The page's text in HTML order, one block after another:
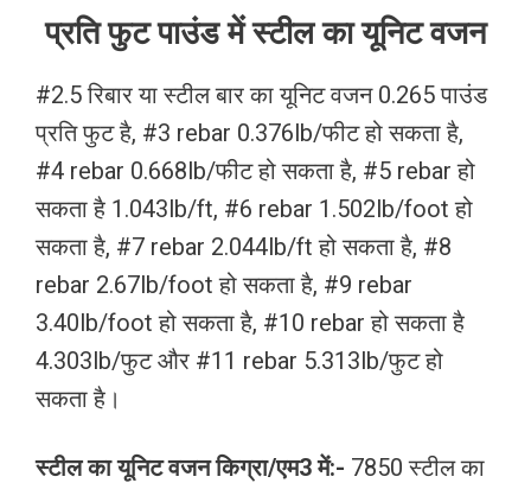
प्रति फुट पाउंड में स्टील का यूनिट वजन
#2.5 रिबार या स्टील बार का यूनिट वजन 0.265 पाउंड
प्रति फुट है, #3 rebar 0.376lb/फीट हो सकता है,
#4 rebar 0.668lb/फीट हो सकता है, #5 rebar हो
सकता है 1.043lb/ft, #6 rebar 1.502lb/foot हो
सकता है, #7 rebar 2.044lb/ft हो सकता है, #8
rebar 2.67lb/foot हो सकता है, #9 rebar
3.40lb/foot हो सकता है, #10 rebar हो सकता है
4.303lb/फुट और #11 rebar 5.313lb/फुट हो
सकता है।
स्टील का यूनिट वजन किग्रा/एम3 में:- 7850 स्टील का